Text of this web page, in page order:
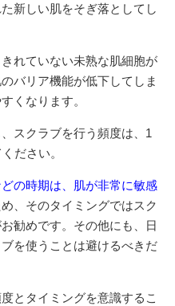
新しい肌をそぎ落としてし
れていない未熟な肌細胞が
バリア機能が低下してしま
くなります。
スクラブを行う頻度は、1
ださい。
の時期は、肌が非常に敏感
、そのタイミングではスク
勧めです。その他にも、日
を使うことは避けるべきだ
とタイミングを意識するこ